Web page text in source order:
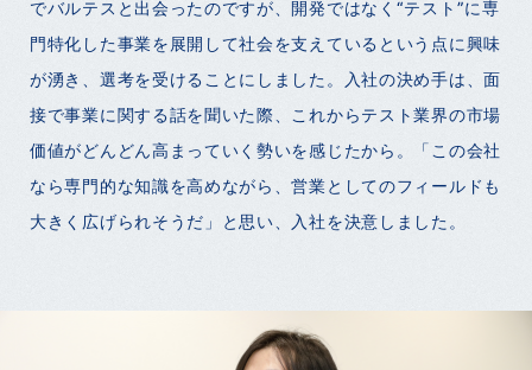
でバルテスと出会ったのですが、開発ではなく“テスト”に専
門特化した事業を展開して社会を支えているという点に興味
が湧き、選考を受けることにしました。入社の決め手は、面
接で事業に関する話を聞いた際、これからテスト業界の市場
価値がどんどん高まっていく勢いを感じたから。「この会社
なら専門的な知識を高めながら、営業としてのフィールドも
大きく広げられそうだ」と思い、入社を決意しました。